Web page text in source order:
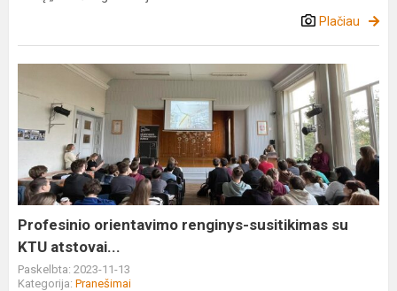
Plačiau
Profesinio
orientavimo
renginys-
susitikimas
KTU
atstovai...
Profesinio orientavimo renginys-susitikimas su
KTU atstovai...
Paskelbta: 2023-11-13
Kategorija: Pranešimai